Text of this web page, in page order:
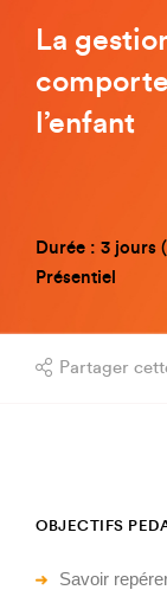
La
l’enfant
Durée : 3 jours
Présentiel
Partager
OBJECTIFS
Savoir